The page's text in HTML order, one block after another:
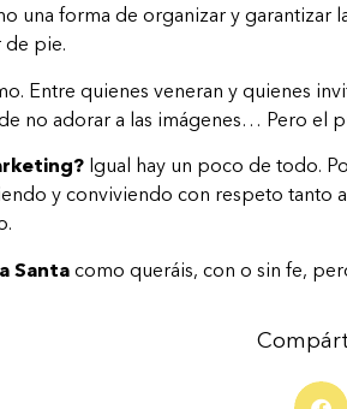
una forma de organizar y
de pie.
Entre quienes veneran y quienes
no adorar a las imágenes… Pero el
Igual hay un poco de todo.
y conviviendo con respeto tanto
Santa como queráis, con o sin fe,